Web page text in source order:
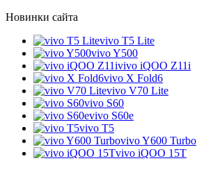
Новинки сайта
vivo T5 Lite
vivo Y500
vivo iQOO Z11i
vivo X Fold6
vivo V70 Lite
vivo S60
vivo S60e
vivo T5
vivo Y600 Turbo
vivo iQOO 15T